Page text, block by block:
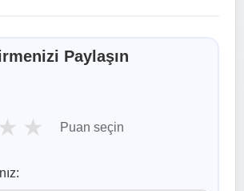
Paylaşın
★ ★ Puan seçin